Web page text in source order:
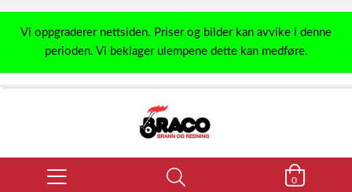
Vi oppgraderer nettsiden. Priser og bilder kan avvike i denne
perioden. Vi beklager ulempene dette kan medføre.
0